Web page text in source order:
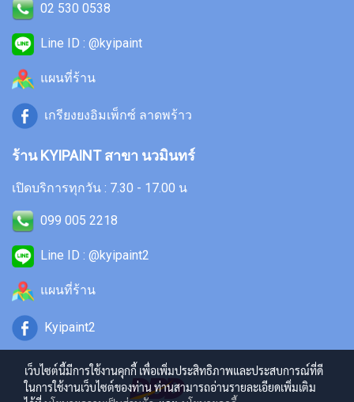
02 530 0538
Line ID : @kyipaint
แผนที่ร้าน
เกรียงยงอิมเพ็กซ์ ลาดพร้าว
ร้าน KYIPAINT สาขา นวมินทร์
เปิดบริการทุกวัน : 7.30 - 17.00 น
099 005 2218
Line ID : @kyipaint2
แผนที่ร้าน
Kyipaint2
เว็บไซต์นี้มีการใช้งานคุกกี้ เพื่อเพิ่มประสิทธิภาพและประสบการณ์ที่ดี
ในการใช้งานเว็บไซต์ของท่าน ท่านสามารถอ่านรายละเอียดเพิ่มเติม